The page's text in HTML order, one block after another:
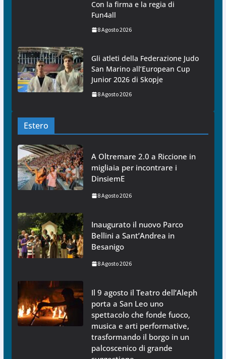
Con la firma e la regia di
Fun4all
8 Agosto 2026
Gli atleti della Federazione Judo
San Marino all’European Cup
Junior 2026 di Skopje
8 Agosto 2026
Estero
A Oltremare 2.0 a Riccione in
migliaia per incontrare i
DinsiemE
8 Agosto 2026
Inaugurato il nuovo Parco
Bellini a Sant’Andrea in
Besanigo
8 Agosto 2026
Il 9 agosto il Teatro dell’Aleph
porta a San Leo uno
spettacolo che fonde fuoco,
musica e arti performative,
trasformando il borgo in un
palcoscenico di grande